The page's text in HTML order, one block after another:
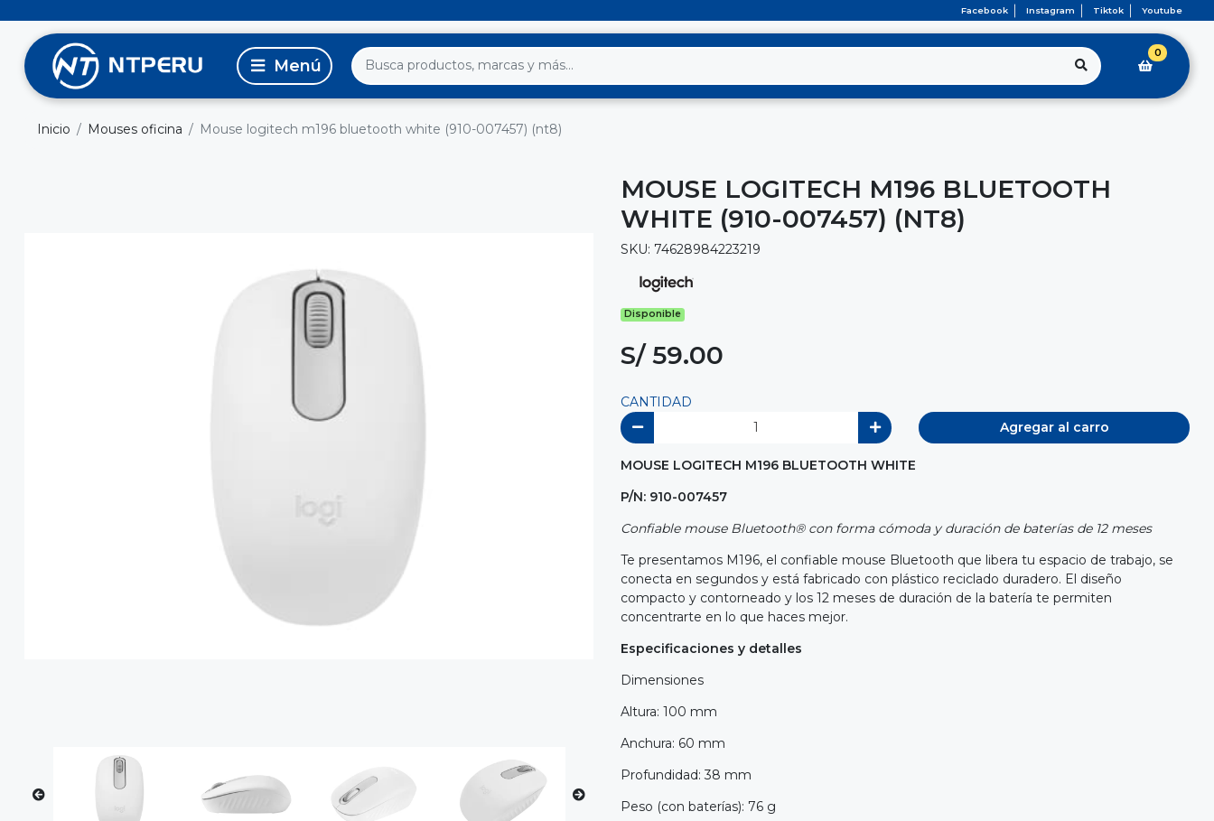
Facebook Instagram Tiktok Youtube
0
Inicio Mouses oficina Mouse logitech m196 bluetooth white (910-007457) (nt8)
MOUSE LOGITECH M196 BLUETOOTH
WHITE (910-007457) (NT8)
SKU: 74628984223219
Disponible
S/ 59.00
CANTIDAD
Agregar al carro
MOUSE LOGITECH M196 BLUETOOTH WHITE
P/N: 910-007457
Confiable mouse Bluetooth® con forma cómoda y duración de baterías de 12 meses
Te presentamos M196, el confiable mouse Bluetooth que libera tu espacio de trabajo, se
conecta en segundos y está fabricado con plástico reciclado duradero. El diseño
compacto y contorneado y los 12 meses de duración de la batería te permiten
concentrarte en lo que haces mejor.
Especificaciones y detalles
Dimensiones
Altura: 100 mm
Anchura: 60 mm
Profundidad: 38 mm
Peso (con baterías): 76 g